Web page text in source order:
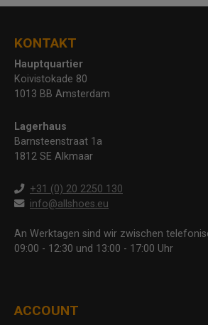
KONTAKT
Hauptquartier
Koivistokade 80
1013 BB Amsterdam
Lagerhaus
Barnsteenstraat 1a
1812 SE Alkmaar
+31 (0) 20 2250 130
info@allshoes.eu
An Werktagen sind wir zwischen
09:00 - 12:30 und 13:00 - 17:00 Uhr
ACCOUNT